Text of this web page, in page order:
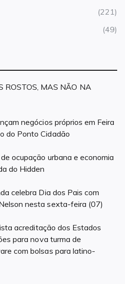
(221)
(49)
ROSTOS, MAS NÃO NA
negócios próprios em Feira
do Ponto Cidadão
ocupação urbana e economia
do Hidden
celebra Dia dos Pais com
nesta sexta-feira (07)
acreditação dos Estados
para nova turma de
com bolsas para latino-